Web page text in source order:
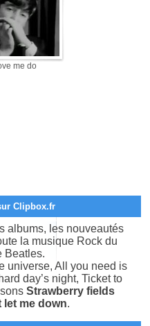
me do
Clipbox.fr
albums, les nouveautés
la musique Rock du
Beatles.
universe, All you need is
day’s night, Ticket to
Strawberry fields
let me down.